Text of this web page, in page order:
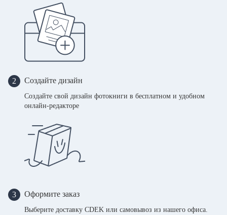
2 Создайте дизайн
Создайте свой дизайн фотокниги в бесплатном и удобном
онлайн-редакторе
3 Оформите заказ
Выберите доставку CDEK или самовывоз из нашего офиса.